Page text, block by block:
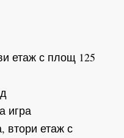
етаж с площ 125
игра
втори етаж с